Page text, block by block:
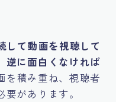
して動画を視聴して
逆に面白くなければ
を積み重ね、視聴者
があります。